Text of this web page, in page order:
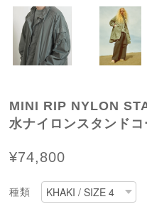
MINI RIP NYLON
水ナイロンスタンド
¥74,800
種類